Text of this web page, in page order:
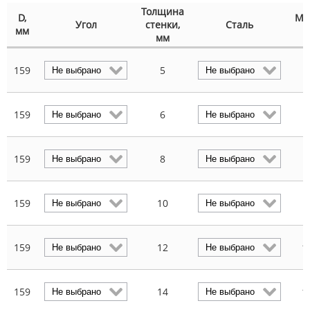
D,
мм
Угол
Толщина
стенки,
мм
Сталь
159 5
159 6
159 8
159 10
159 12
159 14